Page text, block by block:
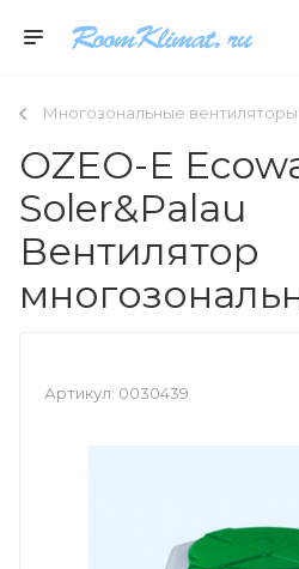
Многозональные
OZEO-E
Soler&Palau
Вентилятор
Артикул: 0030439